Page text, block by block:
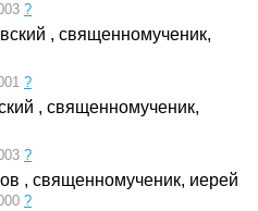
?
, священномученик,
?
, священномученик,
?
, священномученик, иерей
?